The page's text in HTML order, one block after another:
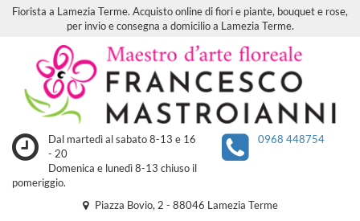
Fiorista a Lamezia Terme. Acquisto online di fiori e piante, bouquet e rose,
per invio e consegna a domicilio a Lamezia Terme.
Dal martedì al sabato 8-13 e 16
- 20
Domenica e lunedì 8-13 chiuso il
pomeriggio.
0968 448754
Piazza Bovio, 2 - 88046 Lamezia Terme